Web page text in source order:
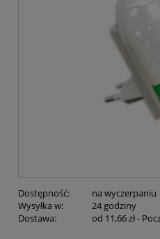
Dostępność:
na wyczerpaniu
Wysyłka w:
24 godziny
Dostawa:
od 11,66 zł-
Cena nie zawiera